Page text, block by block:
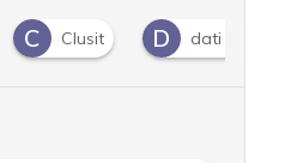
C Clusit D dati sanitari